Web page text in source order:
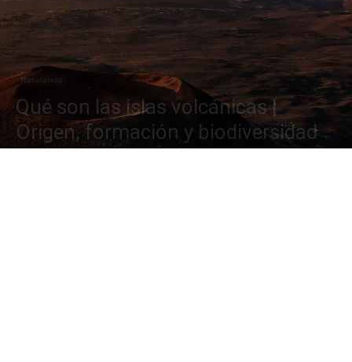
Naturaleza
Qué son las islas volcánicas |
Origen, formación y biodiversidad